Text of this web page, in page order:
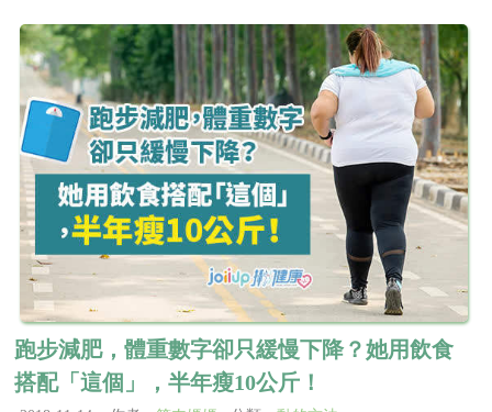
跑步減肥，體重數字卻只緩慢下降？她用飲食
搭配「這個」，半年瘦10公斤！